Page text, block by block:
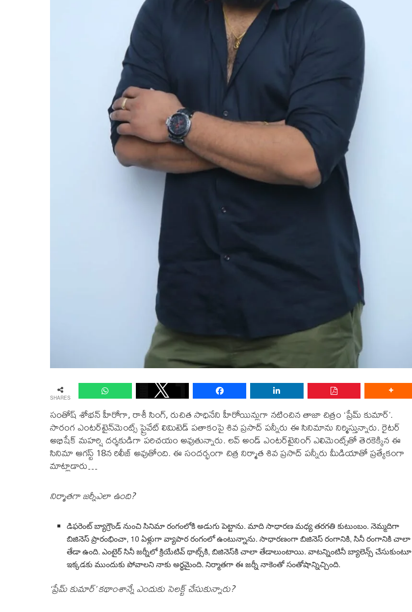
SHARES
సంతోష్ శోభ‌న్ హీరోగా, రాశీ సింగ్, రుచిత సాధినేని హీరోయిన్లుగా నటించిన తాజా చిత్రం ‘ప్రేమ్ కుమార్’.
సారంగ ఎంటర్‌టైన్‌మెంట్స్ ప్రైవేట్ లిమిటెడ్ పతాకంపై శివ ప్రసాద్ పన్నీరు ఈ సినిమాను నిర్మిస్తున్నారు. రైట‌ర్‌
అభిషేక్ మహర్షి దర్శకుడిగా పరిచయం అవుతున్నారు. ల‌వ్ అండ్ ఎంట‌ర్‌టైనింగ్ ఎలిమెంట్స్‌తో తెర‌కెక్కిన ఈ
సినిమా ఆగ‌స్ట్ 18న‌ రిలీజ్ అవుతోంది. ఈ సందర్భంగా చిత్ర నిర్మాత శివ ప్రసాద్ పన్నీరు మీడియాతో ప్రత్యేకంగా
మాట్లాడారు…
నిర్మాతగా జర్నీఎలా ఉంది?
డిఫ‌రెంట్ బ్యాగ్రౌండ్ నుంచి సినిమా రంగంలోకి అడుగు పెట్టాను. మాది సాధార‌ణ మ‌ధ్య త‌ర‌గ‌తి కుటుంబం. నెమ్మ‌దిగా
బిజినెస్ ప్రారంభించా, 10 ఏళ్లుగా వ్యాపార రంగంలో ఉంటున్నాను. సాధారణంగా బిజినెస్ రంగానికి, సినీ రంగానికి చాలా
తేడా ఉంది. ఎంటైర్ సినీ జ‌ర్నీలో క్రియేటివ్ థాట్స్‌కి, బిజినెస్‌కి చాలా తేడాలుంటాయి. వాట‌న్నింటినీ బ్యాలెన్స్ చేసుకుంటూ
ఇక్క‌డ‌కు ముందుకు పోవాల‌ని నాకు అర్థ‌మైంది. నిర్మాత‌గా ఈ జ‌ర్నీ నాకెంతో సంతోషాన్నిచ్చింది.
‘ప్రేమ్ కుమార్’ క‌థాంశాన్నే ఎందుకు సెల‌క్ట్ చేసుకున్నారు?